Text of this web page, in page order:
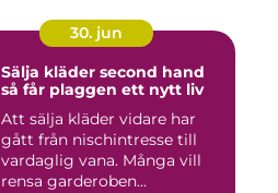
30. jun
Sälja kläder second hand
så får plaggen ett nytt liv
Att sälja kläder vidare har
gått från nischintresse till
vardaglig vana. Många vill
rensa garderoben...